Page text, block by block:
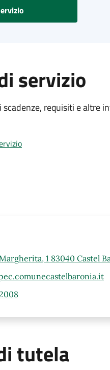
servizio
scadenze, requisiti e altre
1 83040 Castel
tutela